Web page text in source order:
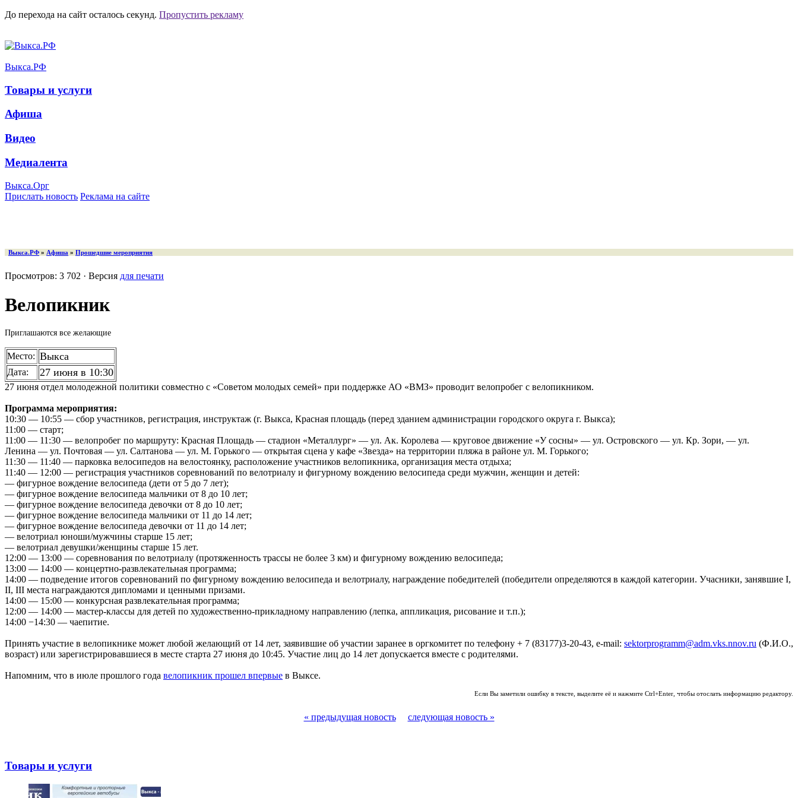
До перехода на сайт осталось секунд. Пропустить рекламу
Выкса.РФ
Товары и услуги
Афиша
Видео
Медиалента
Выкса.Орг
Прислать новость Реклама на сайте
Выкса.РФ » Афиша » Прошедшие мероприятия
Просмотров: 3 702 · Версия для печати
Велопикник
Приглашаются все желающие
Место: Выкса
Дата: 27 июня в 10:30
27 июня отдел молодежной политики совместно с «Советом молодых семей» при поддержке АО «ВМЗ» проводит велопробег с велопикником.
Программа мероприятия:
10:30 — 10:55 — сбор участников, регистрация, инструктаж (г. Выкса, Красная площадь (перед зданием администрации городского округа г. Выкса);
11:00 — старт;
11:00 — 11:30 — велопробег по маршруту: Красная Площадь — стадион «Металлург» — ул. Ак. Королева — круговое движение «У сосны» — ул. Островского — ул. Кр. Зори, — ул.
Ленина — ул. Почтовая — ул. Салтанова — ул. М. Горького — открытая сцена у кафе «Звезда» на территории пляжа в районе ул. М. Горького;
11:30 — 11:40 — парковка велосипедов на велостоянку, расположение участников велопикника, организация места отдыха;
11:40 — 12:00 — регистрация участников соревнований по велотриалу и фигурному вождению велосипеда среди мужчин, женщин и детей:
— фигурное вождение велосипеда (дети от 5 до 7 лет);
— фигурное вождение велосипеда мальчики от 8 до 10 лет;
— фигурное вождение велосипеда девочки от 8 до 10 лет;
— фигурное вождение велосипеда мальчики от 11 до 14 лет;
— фигурное вождение велосипеда девочки от 11 до 14 лет;
— велотриал юноши/мужчины старше 15 лет;
— велотриал девушки/женщины старше 15 лет.
12:00 — 13:00 — соревнования по велотриалу (протяженность трассы не более 3 км) и фигурному вождению велосипеда;
13:00 — 14:00 — концертно-развлекательная программа;
14:00 — подведение итогов соревнований по фигурному вождению велосипеда и велотриалу, награждение победителей (победители определяются в каждой категории. Учасники, занявшие I,
II, III места награждаются дипломами и ценными призами.
14:00 — 15:00 — конкурсная развлекательная программа;
12:00 — 14:00 — мастер-классы для детей по художественно-прикладному направлению (лепка, аппликация, рисование и т.п.);
14:00 −14:30 — чаепитие.
Принять участие в велопикнике может любой желающий от 14 лет, заявившие об участии заранее в оргкомитет по телефону + 7 (83177)3-20-43, e-mail: sektorprogramm@adm.vks.nnov.ru (Ф.И.О.,
возраст) или зарегистрировавшиеся в месте старта 27 июня до 10:45. Участие лиц до 14 лет допускается вместе с родителями.
Напомним, что в июле прошлого года велопикник прошел впервые в Выксе.
Если Вы заметили ошибку в тексте, выделите её и нажмите Ctrl+Enter, чтобы отослать информацию редактору.
« предыдущая новость следующая новость »
Товары и услуги